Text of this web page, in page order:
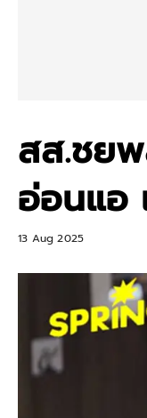
สส.ชย
อ่อนแอ
13 Aug 2025